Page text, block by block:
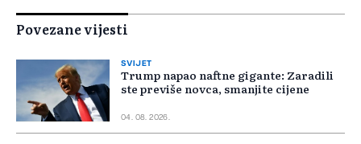
Povezane vijesti
SVIJET
Trump napao naftne gigante: Zaradili
ste previše novca, smanjite cijene
04. 08. 2026.